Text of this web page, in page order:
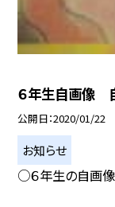
６年生自画像
公開日 2020/01/22
お知らせ
○６年生の自画像